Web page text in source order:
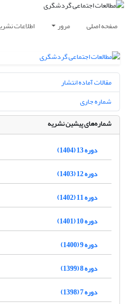
صفحه اصلی مرور اطلاعات
مقالات آماده انتشار
شماره جاری
شماره‌های پیشین نشریه
دوره 13 (1404)
دوره 12 (1403)
دوره 11 (1402)
دوره 10 (1401)
دوره 9 (1400)
دوره 8 (1399)
دوره 7 (1398)